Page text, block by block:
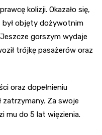
kolizji. Okazało się,
był objęty dożywotnim
gorszym wydaje
trójkę pasażerów oraz
oraz dopełnieniu
Za swoje
mu do 5 lat więzienia.